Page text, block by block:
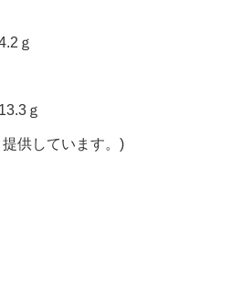
ｇ
ｇ
供しています。)